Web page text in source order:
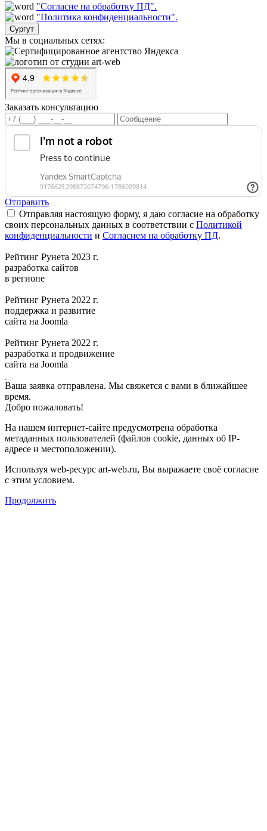
"Согласие на обработку ПД".
"Политика конфиденциальности".
Сургут
Мы в социальных сетях:
Заказать консультацию
Отправить
Отправляя настоящую форму, я даю согласие на обработку
своих персональных данных в соответствии с Политикой
конфиденциальности и Согласием на обработку ПД.
Рейтинг Рунета 2023 г.
разработка сайтов
в регионе
Рейтинг Рунета 2022 г.
поддержка и развитие
сайта на Joomla
Рейтинг Рунета 2022 г.
разработка и продвижение
сайта на Joomla
Ваша заявка отправлена. Мы свяжется с вами в ближайшее
время.
Добро пожаловать!
На нашем интернет-сайте предусмотрена обработка
метаданных пользователей (файлов cookie, данных об IP-
адресе и местоположении).
Используя web-ресурс art-web.ru, Вы выражаете своё согласие
с этим условием.
Продолжить